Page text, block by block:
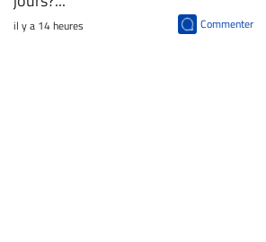
il y a 14 heures Commenter